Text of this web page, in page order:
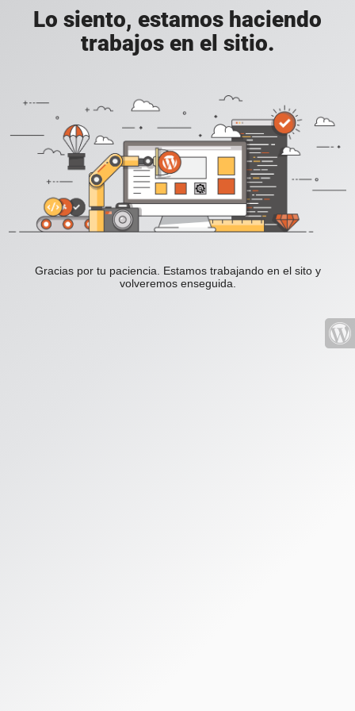
Lo siento, estamos haciendo
trabajos en el sitio.
Gracias por tu paciencia. Estamos trabajando en el sito y
volveremos enseguida.